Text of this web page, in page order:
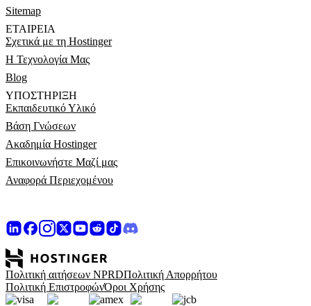
Sitemap
ΕΤΑΙΡΕΊΑ
Σχετικά με τη Hostinger
Η Τεχνολογία Μας
Blog
ΥΠΟΣΤΉΡΙΞΗ
Εκπαιδευτικό Υλικό
Βάση Γνώσεων
Ακαδημία Hostinger
Επικοινωνήστε Μαζί μας
Αναφορά Περιεχομένου
Πολιτική αιτήσεων NPRDΠολιτική Απορρήτου
Πολιτική ΕπιστροφώνΌροι Χρήσης